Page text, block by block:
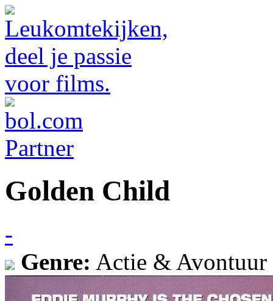
Golden Child
-
Genre: Actie &